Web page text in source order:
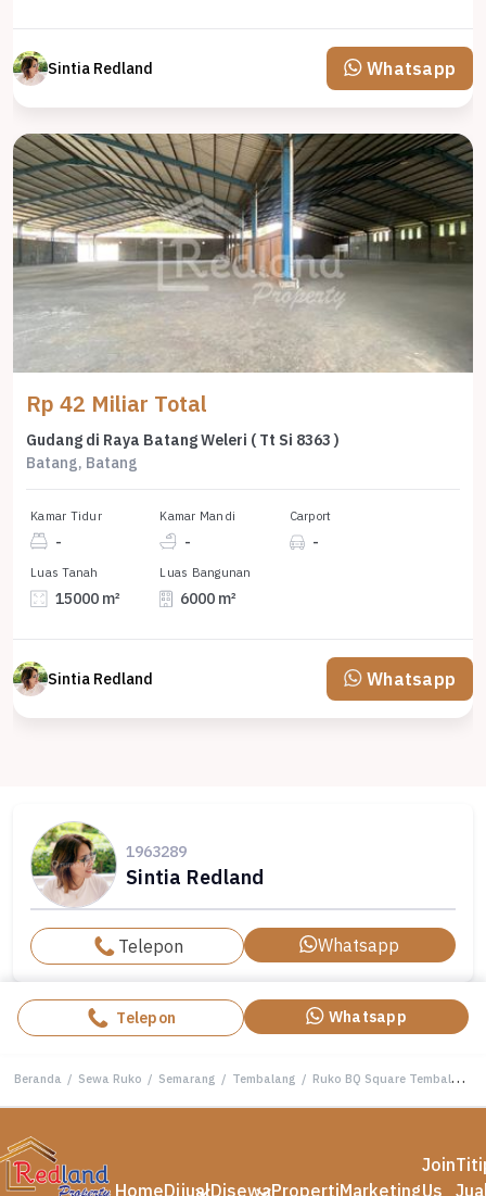
Sintia Redland Whatsapp
Rp 42 Miliar Total
Gudang di Raya Batang Weleri ( Tt Si 8363 )
Batang, Batang
Kamar Tidur
-
Kamar Mandi
-
Carport
-
Luas Tanah
15000 m²
Luas Bangunan
6000 m²
Sintia Redland Whatsapp
1963289
Sintia Redland
Telepon Whatsapp
Telepon Whatsapp
Beranda / Sewa Ruko / Semarang / Tembalang / Ruko BQ Square Tembalang , Semarang ( Si 8323S)
HomeDijualDisewaPropertiMarketing
Join
Us